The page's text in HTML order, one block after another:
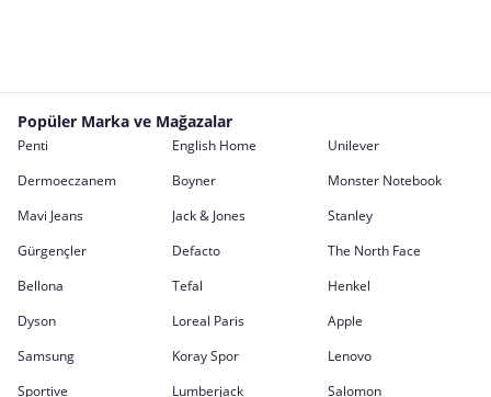
Popüler Marka ve Mağazalar
Penti English Home
Unilever
Dermoeczanem
Boyner
Monster Notebook
Mavi Jeans
Jack & Jones
Stanley
Gürgençler
Defacto
The North Face
Bellona
Tefal
Henkel
Dyson
Loreal Paris
Apple
Samsung
Koray Spor
Lenovo
Sportive
Lumberjack Salomon